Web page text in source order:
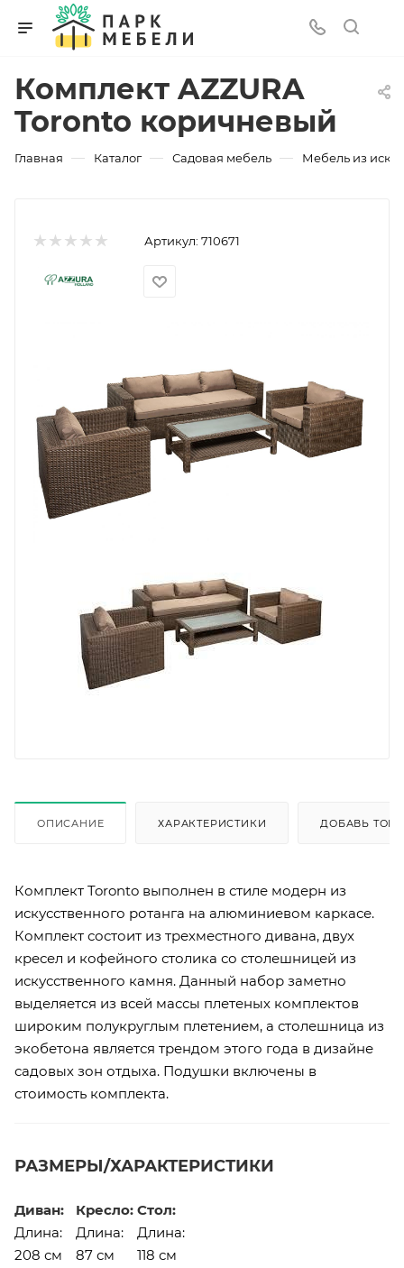
Комплект AZZURA
Toronto коричневый
Главная — Каталог — Садовая мебель — Мебель из
Артикул: 710671
ОПИСАНИЕ ХАРАКТЕРИСТИКИ ДОБАВЬ
Комплект Toronto выполнен в стиле модерн из
искусственного ротанга на алюминиевом каркасе.
Комплект состоит из трехместного дивана, двух
кресел и кофейного столика со столешницей из
искусственного камня. Данный набор заметно
выделяется из всей массы плетеных комплектов
широким полукруглым плетением, а столешница из
экобетона является трендом этого года в дизайне
садовых зон отдыха. Подушки включены в
стоимость комплекта.
РАЗМЕРЫ/ХАРАКТЕРИСТИКИ
Диван:
Длина:
208 см
Кресло:
Длина:
87 см
Стол:
Длина:
118 см